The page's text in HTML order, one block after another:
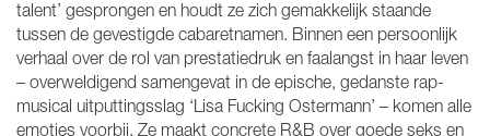
talent’ gesprongen en houdt ze zich gemakkelijk staande
tussen de gevestigde cabaretnamen. Binnen een persoonlijk
verhaal over de rol van prestatiedruk en faalangst in haar leven
– overweldigend samengevat in de epische, gedanste rap-
musical uitputtingsslag ‘Lisa Fucking Ostermann’ – komen alle